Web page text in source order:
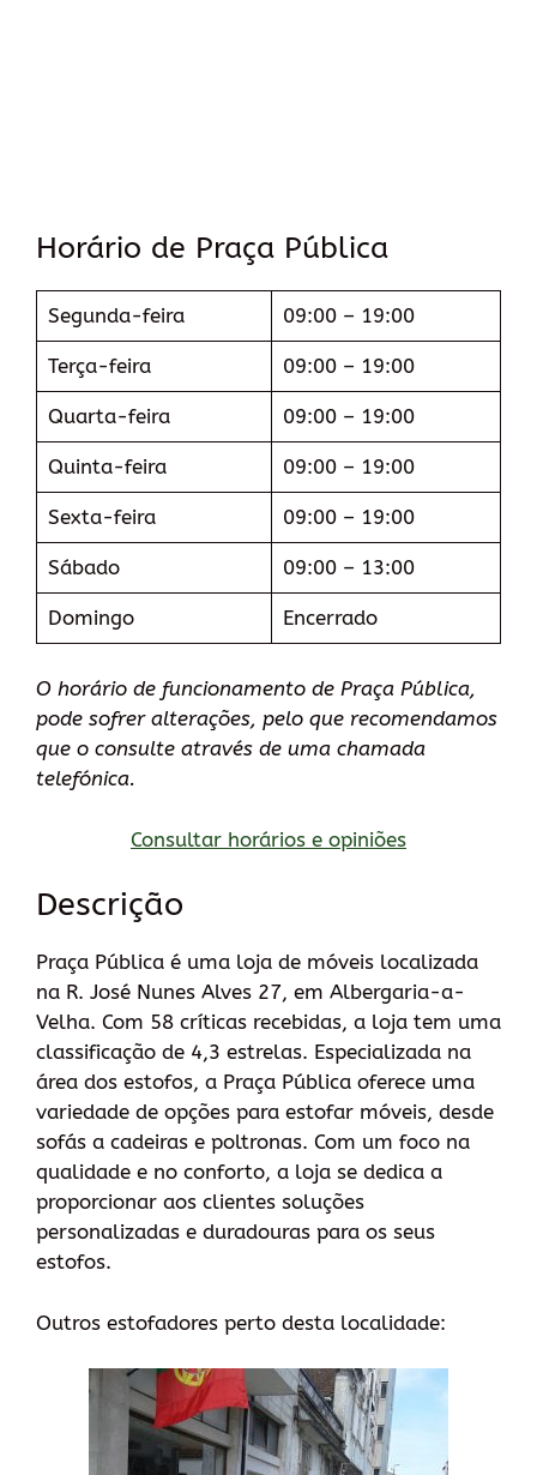
Horário de Praça Pública
Segunda-feira 09:00 – 19:00
Terça-feira 09:00 – 19:00
Quarta-feira 09:00 – 19:00
Quinta-feira 09:00 – 19:00
Sexta-feira 09:00 – 19:00
Sábado 09:00 – 13:00
Domingo Encerrado
O horário de funcionamento de Praça Pública,
pode sofrer alterações, pelo que recomendamos
que o consulte através de uma chamada
telefónica.
Consultar horários e opiniões
Descrição
Praça Pública é uma loja de móveis localizada
na R. José Nunes Alves 27, em Albergaria-a-
Velha. Com 58 críticas recebidas, a loja tem uma
classificação de 4,3 estrelas. Especializada na
área dos estofos, a Praça Pública oferece uma
variedade de opções para estofar móveis, desde
sofás a cadeiras e poltronas. Com um foco na
qualidade e no conforto, a loja se dedica a
proporcionar aos clientes soluções
personalizadas e duradouras para os seus
estofos.
Outros estofadores perto desta localidade: